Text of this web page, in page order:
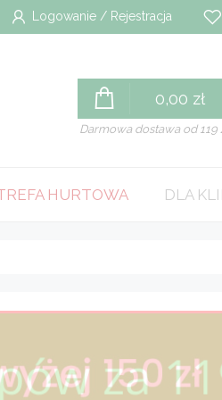
Logowanie / Rejestracja
0,00 zł
Darmowa dostawa od 119
HURTOWA DLA